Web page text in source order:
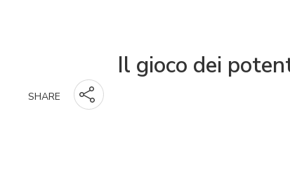
SHARE
Il gioco dei